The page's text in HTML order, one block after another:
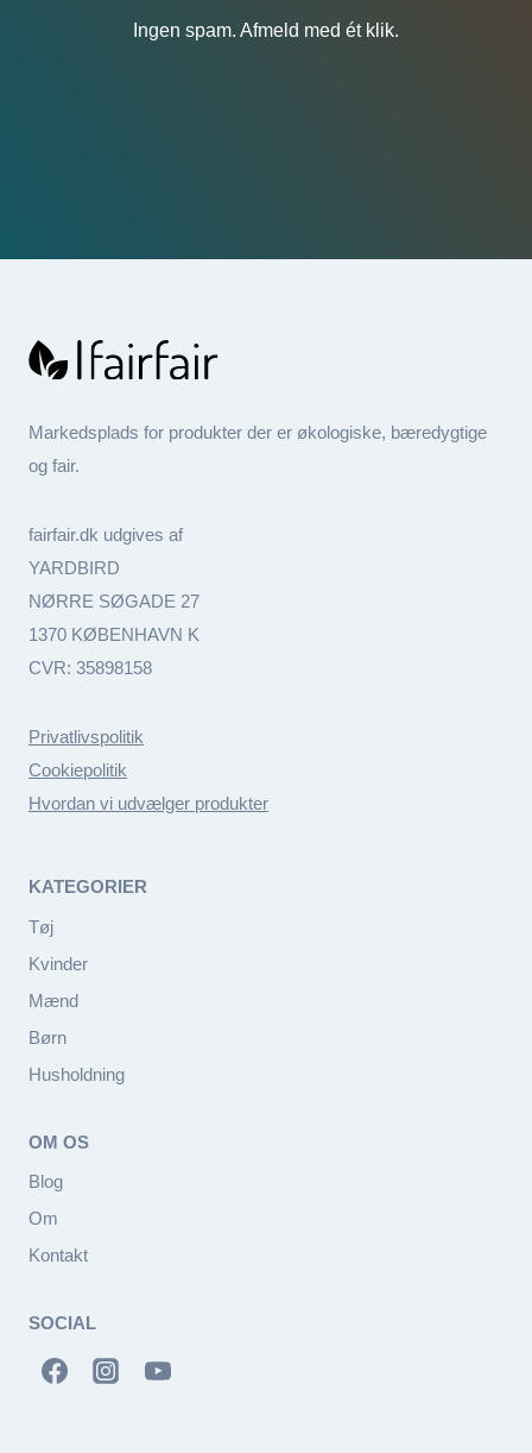
Ingen spam. Afmeld med ét klik.
Markedsplads for produkter der er økologiske, bæredygtige
og fair.
fairfair.dk udgives af
YARDBIRD
NØRRE SØGADE 27
1370 KØBENHAVN K
CVR: 35898158
Privatlivspolitik
Cookiepolitik
Hvordan vi udvælger produkter
KATEGORIER
Tøj
Kvinder
Mænd
Børn
Husholdning
OM OS
Blog
Om
Kontakt
SOCIAL